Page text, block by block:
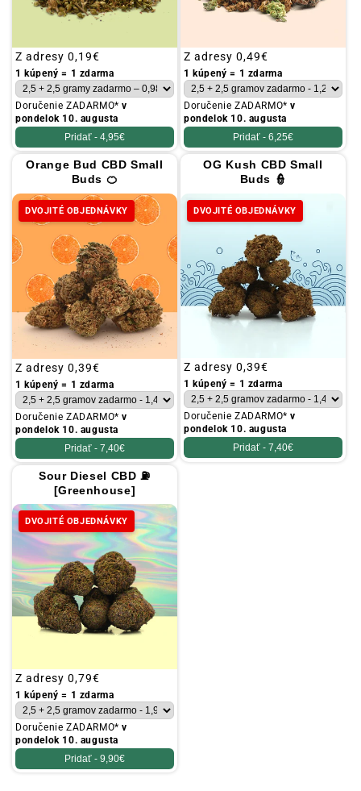
Obvyklá
cena
Z adresy 0,19€
1 kúpený = 1 zdarma
Doručenie ZADARMO*v
pondelok 10. augusta
Pridať - 4,95€
Obvyklá
cena
Z adresy 0,49€
1 kúpený = 1 zdarma
Doručenie ZADARMO*v
pondelok 10. augusta
Pridať - 6,25€
Orange Bud CBD Small
Buds 🍊
DVOJITÉ OBJEDNÁVKY
Obvyklá
cena
Z adresy 0,39€
1 kúpený = 1 zdarma
Doručenie ZADARMO*v
pondelok 10. augusta
Pridať - 7,40€
OG Kush CBD Small
Buds 👮
DVOJITÉ OBJEDNÁVKY
Obvyklá
cena
Z adresy 0,39€
1 kúpený = 1 zdarma
Doručenie ZADARMO*v
pondelok 10. augusta
Pridať - 7,40€
Sour Diesel CBD ⛽
[Greenhouse]
DVOJITÉ OBJEDNÁVKY
Obvyklá
cena
Z adresy 0,79€
1 kúpený = 1 zdarma
Doručenie ZADARMO*v
pondelok 10. augusta
Pridať - 9,90€